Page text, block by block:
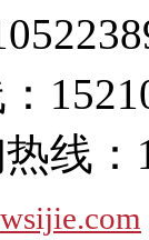
线：